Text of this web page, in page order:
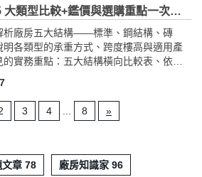
類型比較+鑑價與選購重點一次看懂
析廠房五大結構——標準、鋼結構、磚
各類型的承重方式、跨度樓高與適用產
實務重點：五大結構橫向比較表、依
層」的選購決策邏輯，以及交易前必查
，結構型式會直接影響設備安裝、工廠
數，鐵皮、加強磚造的鑑價通常較保守，
廠房不該只看坪數與價格，而應把結構視
3 4 8 »
文章 78 廠房知識家 96